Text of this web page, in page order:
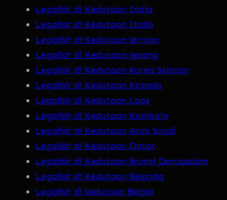
Legalisir di Kedutaan India
Legalisir di Kedutaan Italia
Legalisir di Kedutaan Jerman
Legalisir di Kedutaan Jepang
Legalisir di Kedutaan Korea Selatan
Legalisir di Kedutaan Kroasia
Legalisir di Kedutaan Laos
Legalisir di Kedutaan Kamboja
Legalisir di Kedutaan Arab Saudi
Legalisir di Kedutaan Qatar
Legalisir di Kedutaan Brunei Darussalam
Legalisir di Kedutaan Belanda
Legalisir di kedutaan Belgia